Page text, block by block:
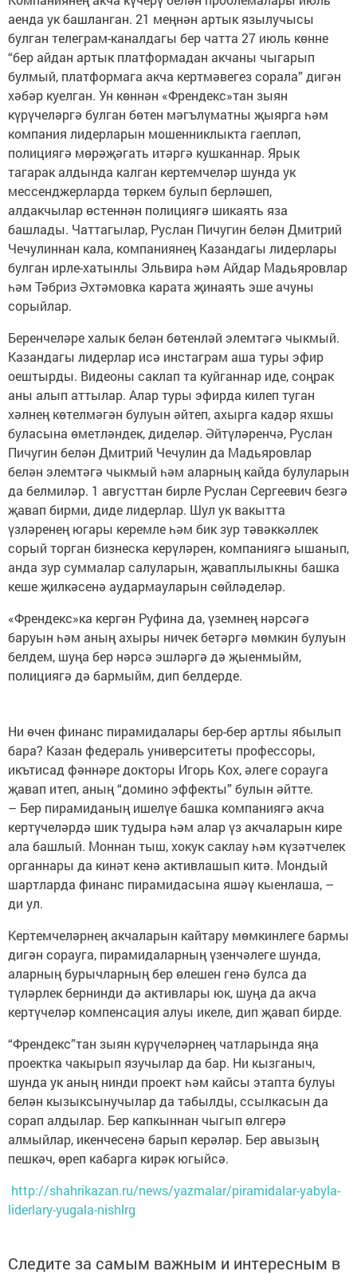
аенда ук башланган. 21 меңнән артык язылучысы
булган телеграм-каналдагы бер чатта 27 июль көнне
“бер айдан артык платформадан акчаны чыгарып
булмый, платформага акча кертмәвегез сорала” дигән
хәбәр куелган. Ун көннән «Френдекс»тан зыян
күрүчеләргә булган бөтен мәгълүматны җыярга һәм
компания лидерларын мошенниклыкта гаепләп,
полициягә мөрәҗәгать итәргә кушканнар. Ярык
тагарак алдында калган кертемчеләр шунда ук
мессенджерларда төркем булып берләшеп,
алдакчылар өстеннән полициягә шикаять яза
башлады. Чаттагылар, Руслан Пичугин белән Дмитрий
Чечулиннан кала, компаниянең Казандагы лидерлары
булган ирле-хатынлы Эльвира һәм Айдар Мадьяровлар
һәм Тәбриз Әхтәмовка карата җинаять эше ачуны
сорыйлар.
Беренчеләре халык белән бөтенләй элемтәгә чыкмый.
Казандагы лидерлар исә инстаграм аша туры эфир
оештырды. Видеоны саклап та куйганнар иде, соңрак
аны алып аттылар. Алар туры эфирда килеп туган
хәлнең көтелмәгән булуын әйтеп, ахырга кадәр яхшы
буласына өметләндек, диделәр. Әйтүләренчә, Руслан
Пичугин белән Дмитрий Чечулин да Мадьяровлар
белән элемтәгә чыкмый һәм аларның кайда булуларын
да белмиләр. 1 августтан бирле Руслан Сергеевич безгә
җавап бирми, диде лидерлар. Шул ук вакытта
үзләренең югары керемле һәм бик зур тәвәккәллек
сорый торган бизнеска керүләрен, компаниягә ышанып,
анда зур суммалар салуларын, җаваплылыкны башка
кеше җилкәсенә аудармауларын сөйләделәр.
«Френдекс»ка кергән Руфина да, үземнең нәрсәгә
баруын һәм аның ахыры ничек бетәргә мөмкин булуын
белдем, шуңа бер нәрсә эшләргә дә җыенмыйм,
полициягә дә бармыйм, дип белдерде.
Ни өчен финанс пирамидалары бер-бер артлы ябылып
бара? Казан федераль университеты профессоры,
икътисад фәннәре докторы Игорь Кох, әлеге сорауга
җавап итеп, аның “домино эффекты” булын әйтте.
– Бер пирамиданың ишелүе башка компаниягә акча
кертүчеләрдә шик тудыра һәм алар үз акчаларын кире
ала башлый. Моннан тыш, хокук саклау һәм күзәтчелек
органнары да кинәт кенә активлашып китә. Мондый
шартларда финанс пирамидасына яшәү кыенлаша, –
ди ул.
Кертемчеләрнең акчаларын кайтару мөмкинлеге бармы
дигән сорауга, пирамидаларның үзенчәлеге шунда,
аларның бурычларның бер өлешен генә булса да
түләрлек бернинди дә активлары юк, шуңа да акча
кертүчеләр компенсация алуы икеле, дип җавап бирде.
“Френдекс”тан зыян күрүчеләрнең чатларында яңа
проектка чакырып язучылар да бар. Ни кызганыч,
шунда ук аның нинди проект һәм кайсы этапта булуы
белән кызыксынучылар да табылды, ссылкасын да
сорап алдылар. Бер капкыннан чыгып өлгерә
алмыйлар, икенчесенә барып керәләр. Бер авызың
пешкәч, өреп кабарга кирәк югыйсә.
http://shahrikazan.ru/news/yazmalar/piramidalar-yabyla-
liderlary-yugala-nishlrg
Следите за самым важным и интересным в